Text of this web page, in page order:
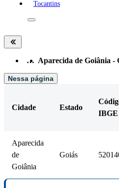
Tocantins
… Aparecida de Goiânia -
Nessa página
Cidade Estado
IBGE
Aparecida
de
Goiânia
Goiás